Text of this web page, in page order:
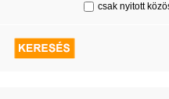
csak nyitott